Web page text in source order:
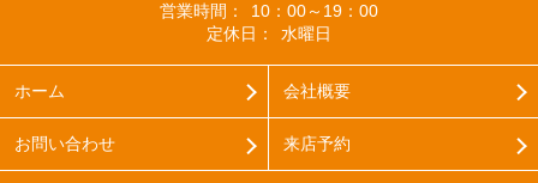
営業時間：
10：00～19：00
定休日：
水曜日
ホーム 会社概要
お問い合わせ 来店予約